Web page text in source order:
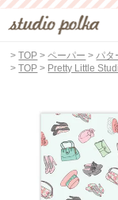
>TOP >ペーパー >パタ
>TOP > Pretty Little